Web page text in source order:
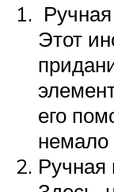
Этот
его
немало
Ручная